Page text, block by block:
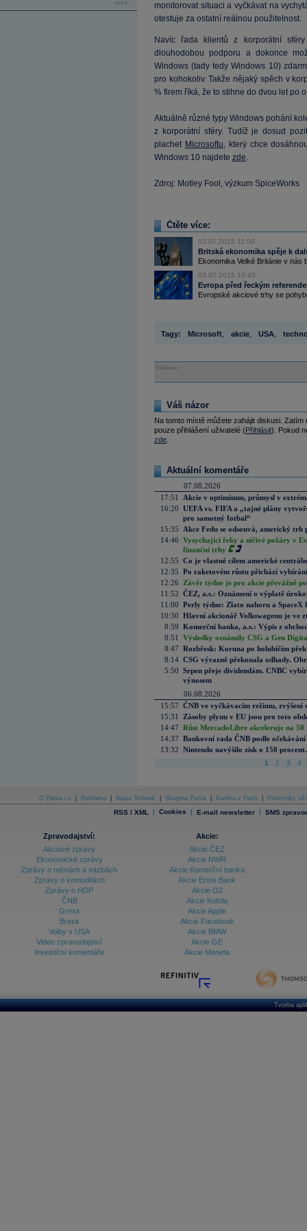
více...
monitorovat situaci a vyčkávat na
otestuje za ostatní reálnou použitelnost.
Navíc řada klientů z korporátní
dlouhodobou podporu a dokonce
Windows (tady tedy Windows 10)
pro kohokoliv. Takže nějaký spěch v
% firem říká, že to stihne do dvou let po
Aktuálně různé typy Windows pohání
z korporátní sféry. Tudíž je dosud
plachet Microsoftu, který chce
Windows 10 najdete zde.
Zdroj: Motley Fool, výzkum SpiceWorks
Čtěte více:
03.07.2015 11:00
Britská ekonomika spěje k
Ekonomika Velké Británie v
03.07.2015 10:45
Evropa před řeckým
Evropské akciové trhy se
Tagy: Microsoft akcie USA
Reklama
Váš názor
Na tomto místě můžete zahájit diskusi.
pouze přihlášení uživatelé (Přihlásit). Pokud
zde
Aktuální komentáře
07.08.2026
17:51
Akcie v optimismu, průmysl v
16:20 UEFA vs. FIFA a „tajné plány
pro samotný fotbal“
15:35
Akce Fedu se odsouvá, americký
14:46 Vysychající řeky a ničivé požáry v
finanční trhy
12:55 Co je vlastně cílem americké
12:35 Po raketovém růstu přichází
12:26
Závěr týdne je pro akcie převážně
11:52 ČEZ, a.s.: Oznámení o výplatě
11:00 Perly týdne: Zlato nahoru a SpaceX
10:30 Hlavní akcionář Volkswagenu je ve
8:59 Komerční banka, a.s.: Výpis z
8:51
Výsledky oznámily CSG a Gen
8:47 Rozbřesk: Koruna po holubičím
8:14 CSG výrazně překonala odhady.
5:50 Srpen přeje dividendám. CNBC
výnosem
06.08.2026
15:57 ČNB ve vyčkávacím režimu, zvýšení
15:31
Zásoby plynu v EU jsou pro toto
14:47 Růst MercadoLibre akceleruje na
14:37 Bankovní rada ČNB podle
13:32 Nintendo navýšilo zisk o 150
1 2 3 4
O Patria.cz Reklama Mapa Stránek Skupina Patria Kariéra v Patrii Podmínky
RSS / XML | Cookies | E-mail newsletter | SMS
Zpravodajství:
Akciové zprávy
Ekonomické zprávy
Zprávy o měnách a sazbách
Zprávy o komoditách
Zprávy o HDP
ČNB
Grexit
Brexit
Volby v USA
Video zpravodajství
Investiční komentáře
Akcie:
Akcie ČEZ
Akcie NWR
Akcie Komerční banka
Akcie Erste Bank
Akcie O2
Akcie Kofola
Akcie Apple
Akcie Facebook
Akcie BMW
Akcie GE
Akcie Moneta
Tvorba